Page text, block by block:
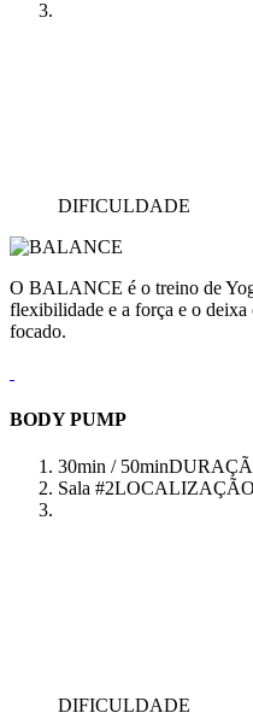
DIFICULDADE
O BALANCE é o treino de
flexibilidade e a força e o deixa
focado.
BODY PUMP
30min / 50min
Sala #2LOCALIZAÇÃO
DIFICULDADE